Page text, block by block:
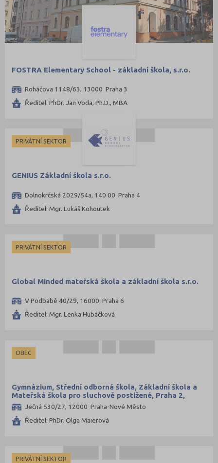
FOSTRA Elementary School - základní škola, s.r.o.
Roháčova 1148/63, 13000 Praha 3
Ředitel: PhDr. Jan Voda, Ph.D., MBA
PRIVÁTNÍ SEKTOR
GENIUS Základní škola s.r.o.
Dolnokrčská 2029/54a, 140 00 Praha 4
Ředitel: Mgr. Lukáš Kohoutek
PRIVÁTNÍ SEKTOR
Global Minded mateřská škola a základní škola s.r.o.
V Podbabě 40/29, 16000 Praha 6
Ředitel: Mgr. Lenka Hubáčková
OBEC
Gymnázium, Střední odborná škola, Základní škola a
Mateřská škola pro sluchově postižené, Praha 2,
Ječná 27
Ječná 530/27, 12000 Praha-Nové Město
Ředitel: PhDr. Olga Maierová
PRIVÁTNÍ SEKTOR